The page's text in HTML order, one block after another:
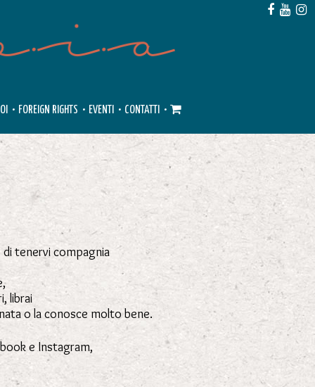
• FOREIGN RIGHTS • EVENTI • CONTATTI •
tenervi compagnia
librai
o la conosce molto bene.
e Instagram,